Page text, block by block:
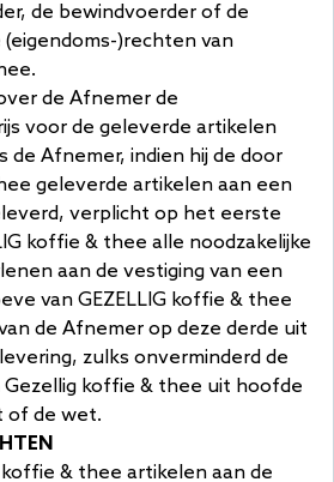
de bewindvoerder of de
)rechten van
de Afnemer de
voor de geleverde artikelen
Afnemer, indien hij de door
geleverde artikelen aan een
verplicht op het eerste
koffie & thee alle noodzakelijke
aan de vestiging van een
van GEZELLIG koffie & thee
de Afnemer op deze derde uit
zulks onverminderd de
koffie & thee uit hoofde
of de wet.
koffie & thee artikelen aan de